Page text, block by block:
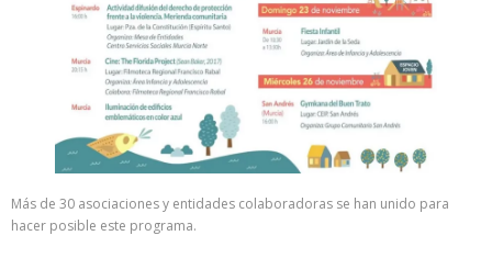
Más de 30 asociaciones y entidades colaboradoras se han unido para
hacer posible este programa.